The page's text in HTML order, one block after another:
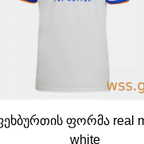
ფორმა real
white